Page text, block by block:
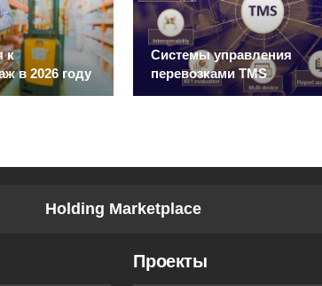
к
в 2026 году
Системы управления
перевозками TMS
Holding Marketplace
Проекты